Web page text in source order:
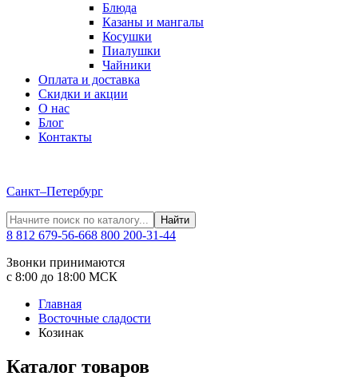
Блюда
Казаны и мангалы
Косушки
Пиалушки
Чайники
Оплата и доставка
Скидки и акции
О нас
Блог
Контакты
Санкт–Петербург
Найти
8 812 679-56-668 800 200-31-44
Звонки принимаются
с 8:00 до 18:00 МСК
Главная
Восточные сладости
Козинак
Каталог товаров